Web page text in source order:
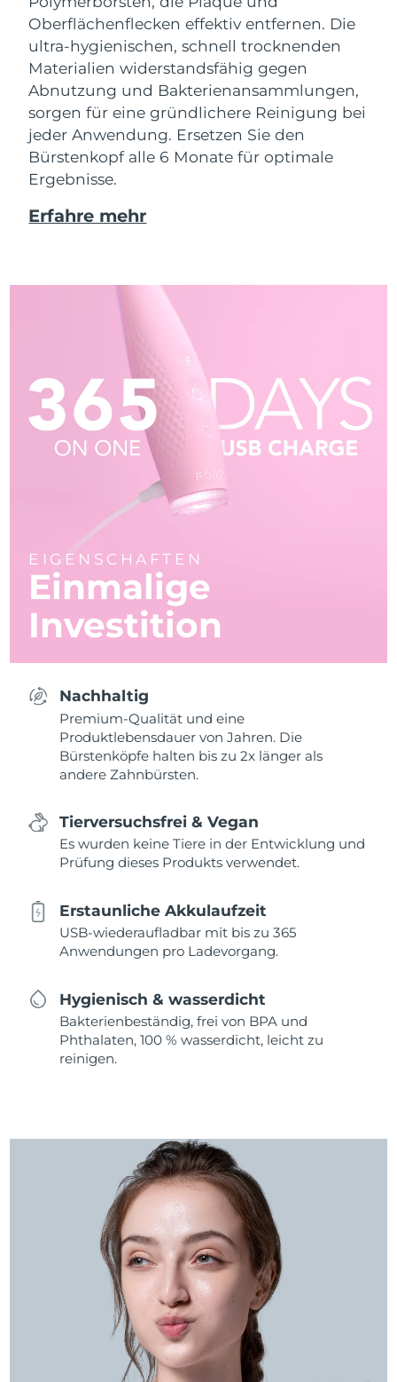
Oberflächenflecken effektiv entfernen. Die
ultra-hygienischen, schnell trocknenden
Materialien widerstandsfähig gegen
Abnutzung und Bakterienansammlungen,
sorgen für eine gründlichere Reinigung bei
jeder Anwendung. Ersetzen Sie den
Bürstenkopf alle 6 Monate für optimale
Ergebnisse.
Erfahre mehr
EIGENSCHAFTEN
Einmalige
Investition
Nachhaltig
Premium-Qualität und eine
Produktlebensdauer von Jahren. Die
Bürstenköpfe halten bis zu 2x länger als
andere Zahnbürsten.
Tierversuchsfrei & Vegan
Es wurden keine Tiere in der Entwicklung und
Prüfung dieses Produkts verwendet.
Erstaunliche Akkulaufzeit
USB-wiederaufladbar mit bis zu 365
Anwendungen pro Ladevorgang.
Hygienisch & wasserdicht
Bakterienbeständig, frei von BPA und
Phthalaten, 100 % wasserdicht, leicht zu
reinigen.